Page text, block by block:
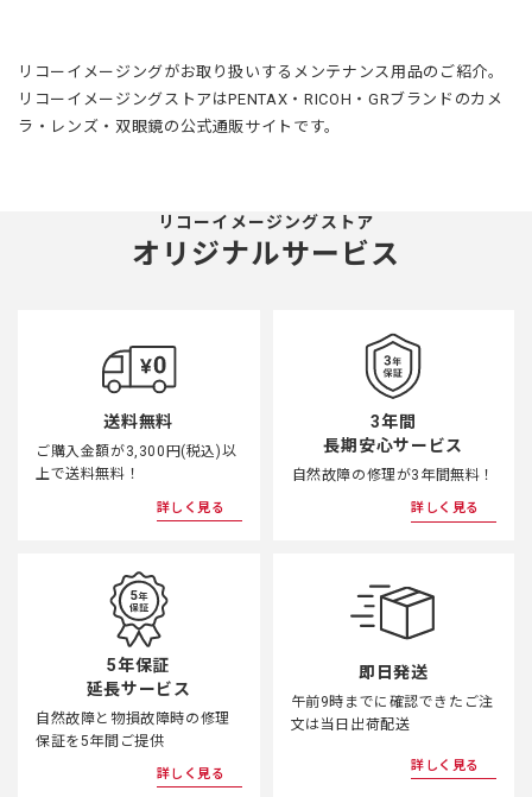
リコーイメージングがお取り扱いするメンテナンス用品のご紹介。
リコーイメージングストアはPENTAX・RICOH・GRブランドのカメ
ラ・レンズ・双眼鏡の公式通販サイトです。
リコーイメージングストア
オリジナルサービス
送料無料
ご購入金額が3,300円(税込)以
上で送料無料！
詳しく見る
3年間
長期安心サービス
自然故障の修理が3年間無料！
詳しく見る
5年保証
延長サービス
自然故障と物損故障時の修理
保証を5年間ご提供
詳しく見る
即日発送
午前9時までに確認できたご注
文は当日出荷配送
詳しく見る